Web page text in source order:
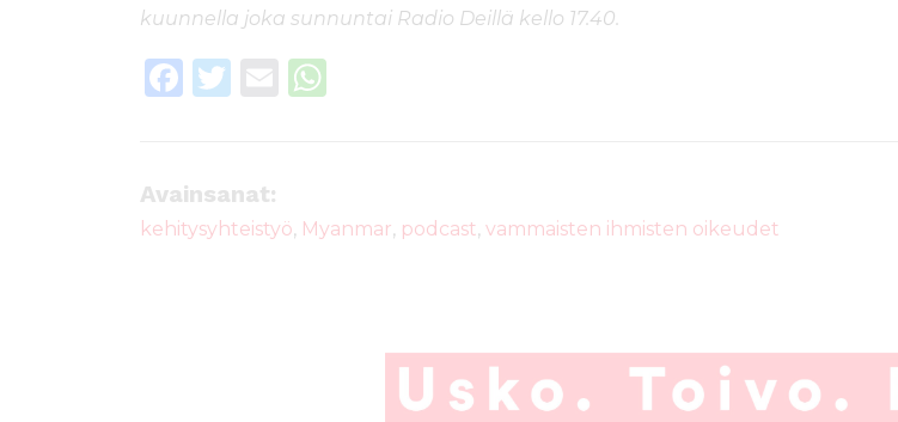
kuunnella joka sunnuntai Radio Deillä kello 17.40.
F
e
b
T
te
r
E
A
Avainsanat:
kehitysyhteistyö, Myanmar, podcast, vammaisten ihmisten oikeudet